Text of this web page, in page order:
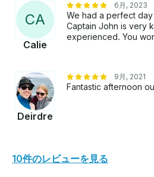
CA
Calie
6月, 2023
We had a perfect
Captain John is very
experienced. You
Deirdre
9月, 2021
Fantastic afternoon
10件のレビューを見る